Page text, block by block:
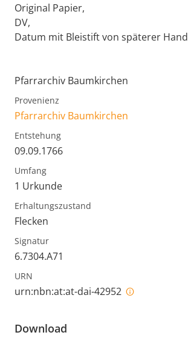
Original Papier,
DV,
Datum mit Bleistift von späterer Hand
Pfarrarchiv Baumkirchen
Provenienz
Pfarrarchiv Baumkirchen
Entstehung
09.09.1766
Umfang
1 Urkunde
Erhaltungszustand
Flecken
Signatur
6.7304.A71
URN
urn:nbn:at:at-dai-42952
Download